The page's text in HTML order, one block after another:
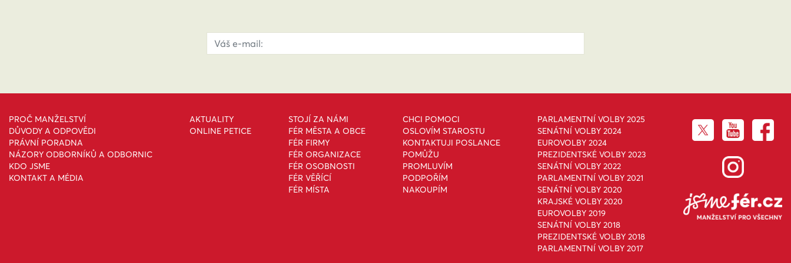
PROČ MANŽELSTVÍ
DŮVODY A ODPOVĚDI
PRÁVNÍ PORADNA
NÁZORY ODBORNÍKŮ A ODBORNIC
KDO JSME
KONTAKT A MÉDIA
AKTUALITY
ONLINE PETICE
STOJÍ ZA NÁMI
FÉR MĚSTA A OBCE
FÉR FIRMY
FÉR ORGANIZACE
FÉR OSOBNOSTI
FÉR VĚŘÍCÍ
FÉR MÍSTA
CHCI POMOCI
OSLOVÍM STAROSTU
KONTAKTUJI POSLANCE
POMŮŽU
PROMLUVÍM
PODPOŘÍM
NAKOUPÍM
PARLAMENTNÍ VOLBY 2025
SENÁTNÍ VOLBY 2024
EUROVOLBY 2024
PREZIDENTSKÉ VOLBY 2023
SENÁTNÍ VOLBY 2022
PARLAMENTNÍ VOLBY 2021
SENÁTNÍ VOLBY 2020
KRAJSKÉ VOLBY 2020
EUROVOLBY 2019
SENÁTNÍ VOLBY 2018
PREZIDENTSKÉ VOLBY 2018
PARLAMENTNÍ VOLBY 2017